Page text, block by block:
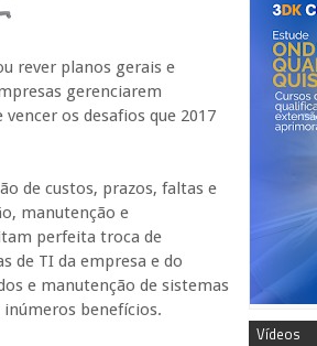
rever planos gerais e
gerenciarem
os desafios que 2017
de custos, prazos, faltas e
manutenção e
perfeita troca de
de TI da empresa e do
e manutenção de sistemas
benefícios.
Vídeos